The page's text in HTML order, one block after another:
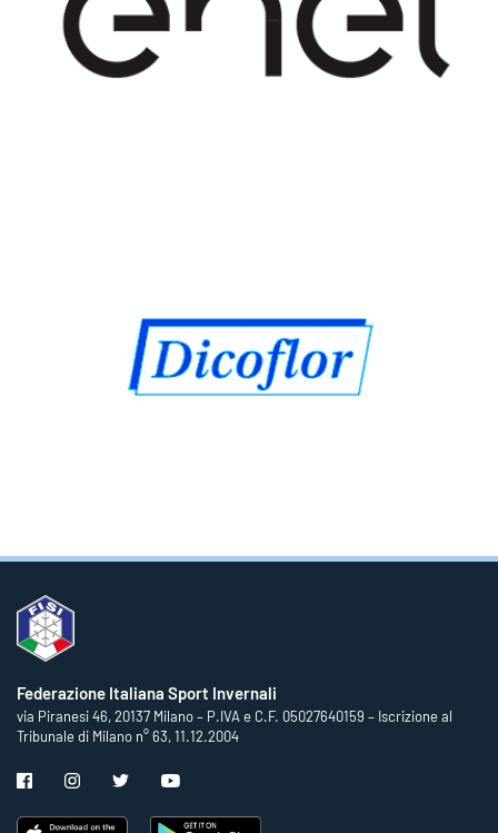
Federazione Italiana Sport Invernali
via Piranesi 46, 20137 Milano – P.IVA e C.F. 05027640159 – Iscrizione al
Tribunale di Milano n° 63, 11.12.2004